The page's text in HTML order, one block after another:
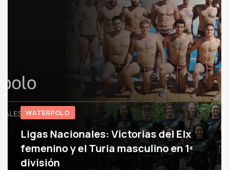
WATERPOLO
Ligas Nacionales: Victorias del Elx
femenino y el Turia masculino en 1ª
división